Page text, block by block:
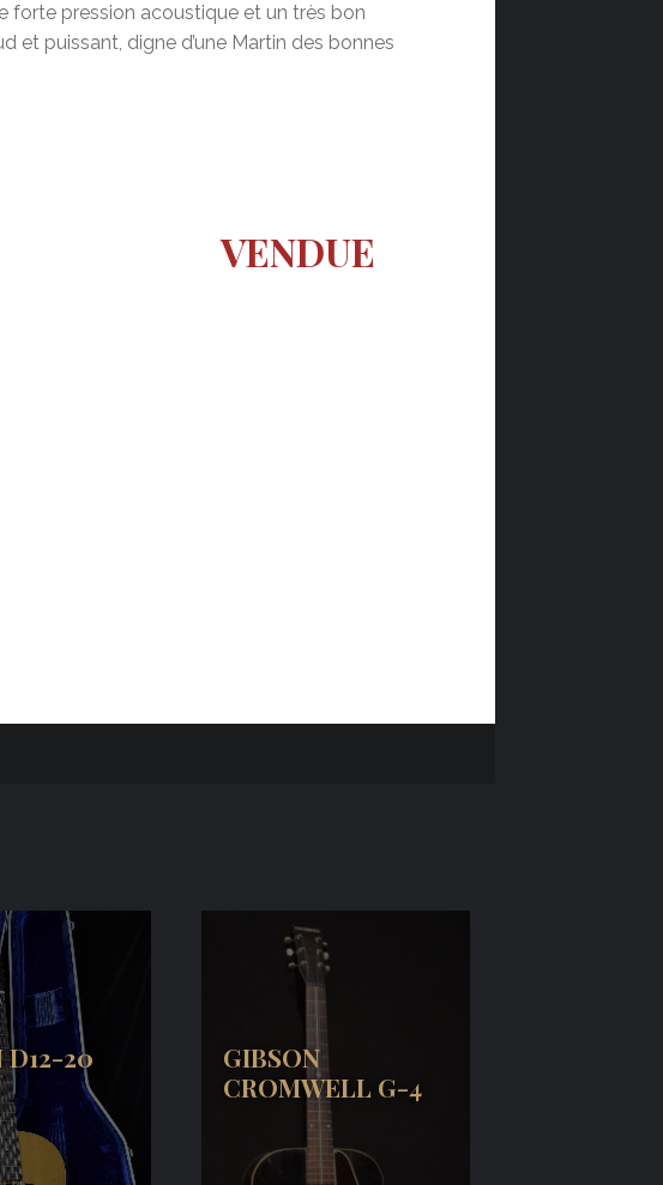
forte pression acoustique et un très bon
et puissant, digne d’une Martin des bonnes
VENDUE
D12-20
GIBSON
CROMWELL G-4